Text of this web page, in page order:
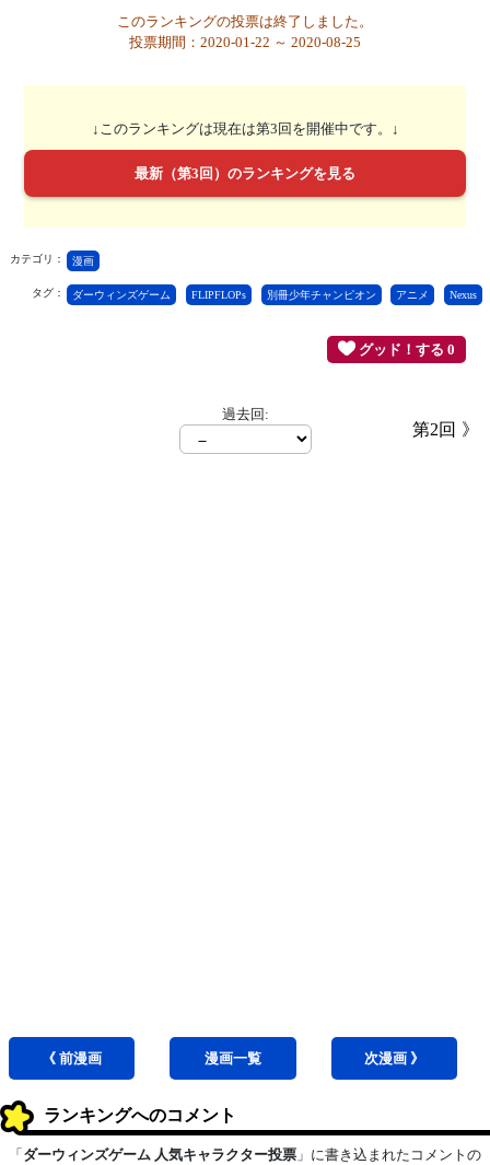
このランキングの投票は終了しました。
投票期間：2020-01-22 ～ 2020-08-25
↓このランキングは現在は第3回を開催中です。↓
最新（第3回）のランキングを見る
カテゴリ： 漫画
タグ： ダーウィンズゲーム FLIPFLOPs 別冊少年チャンピオン アニメ Nexus
グッド！する 0
過去回:
第2回
《 前漫画 漫画一覧 次漫画》
ランキングへのコメント
「 ダーウィンズゲーム 人気キャラクター投票 」に書き込まれたコメントの